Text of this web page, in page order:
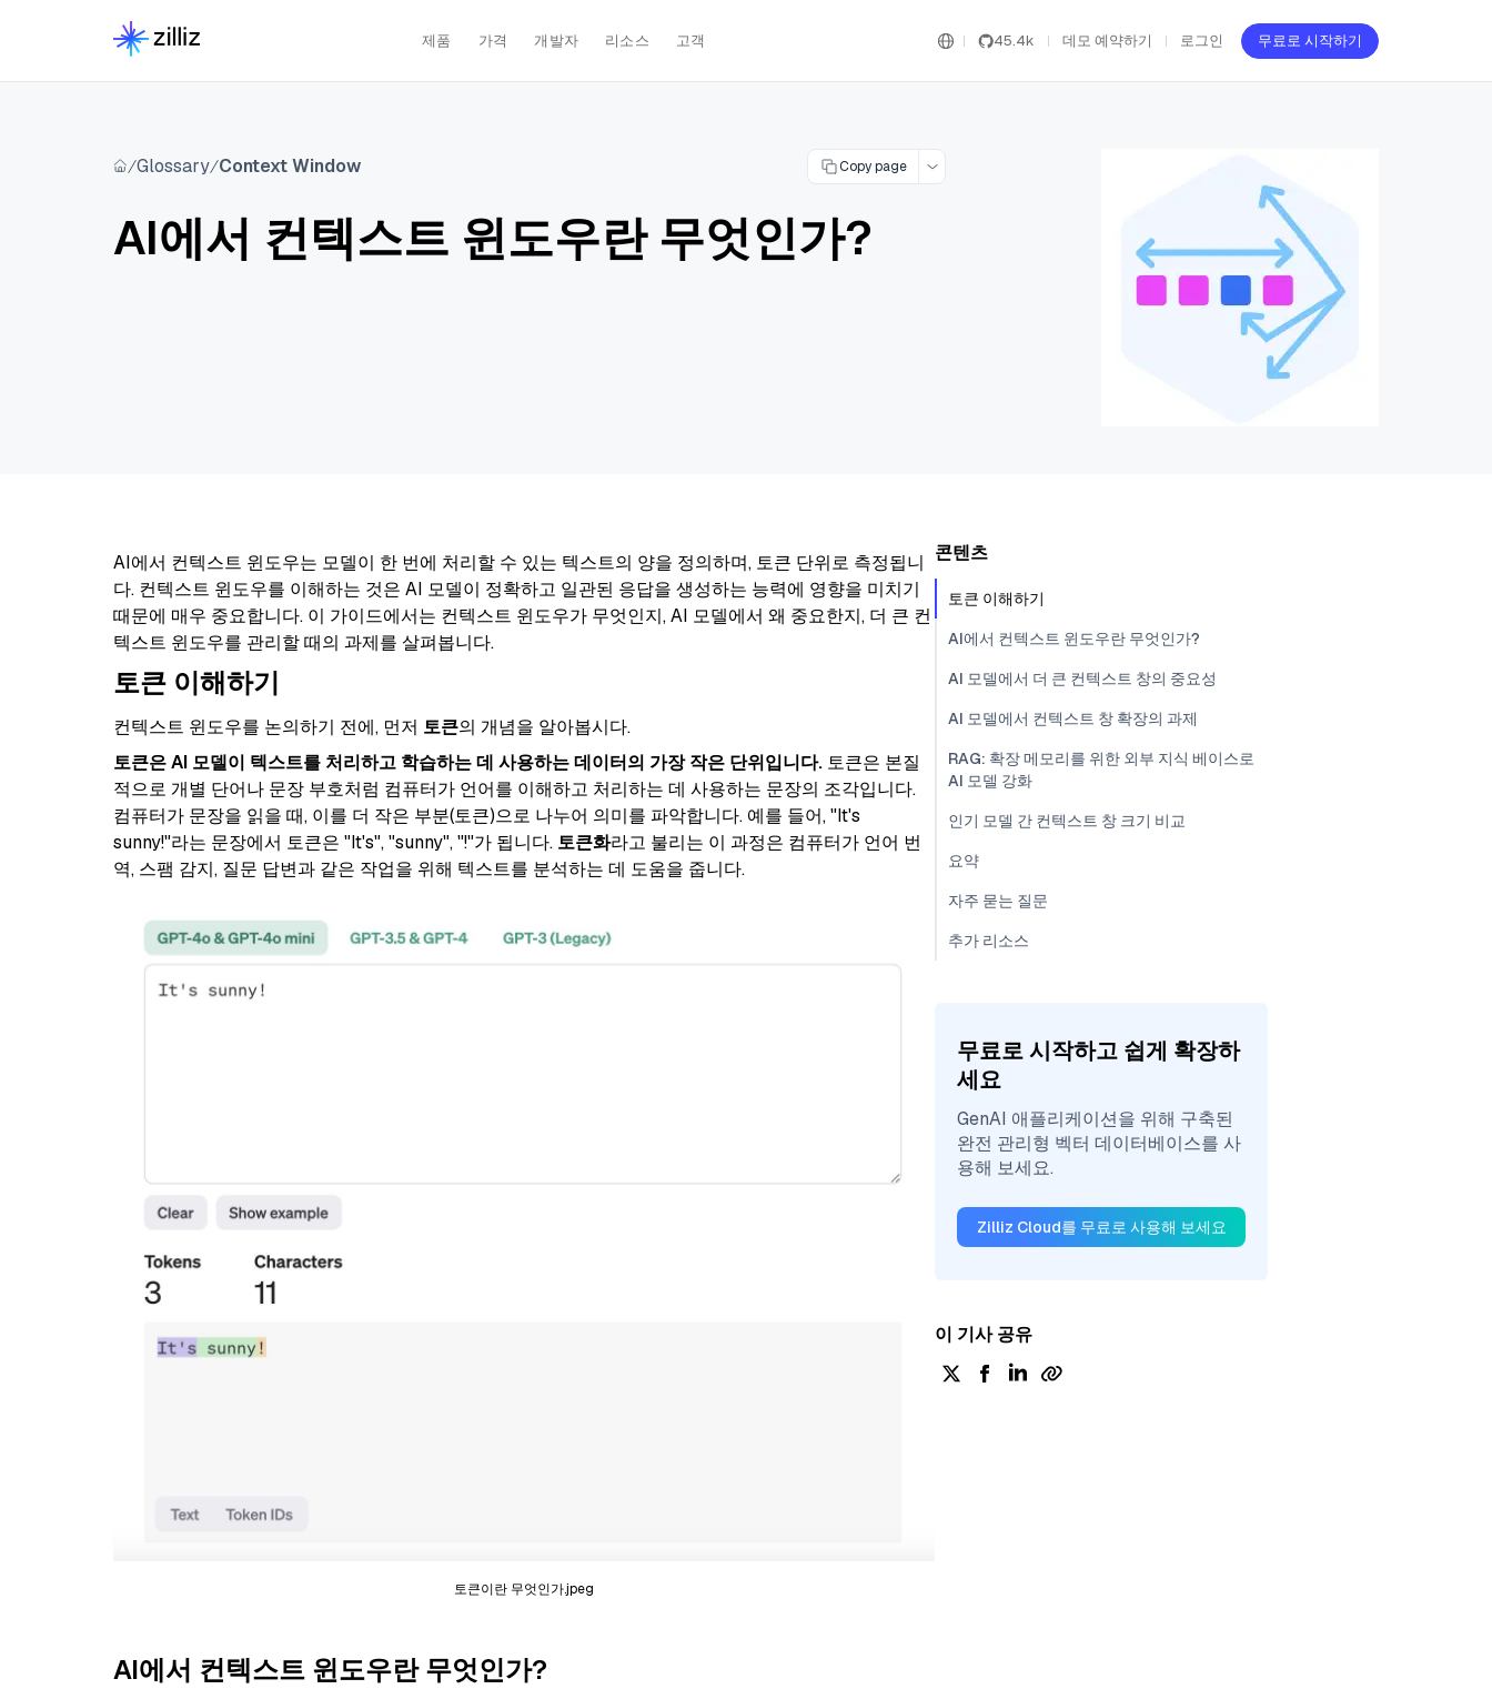
제품 가격 개발자 리소스 고객 45.4k 데모 예약하기 로그인 무료로 시작하기
Glossary Context Window Copy page
AI에서 컨텍스트 윈도우란 무엇인가?
AI에서 컨텍스트 윈도우는 모델이 한 번에 처리할 수 있는 텍스트의 양을 정의하며, 토큰 단위로 측정됩니
다. 컨텍스트 윈도우를 이해하는 것은 AI 모델이 정확하고 일관된 응답을 생성하는 능력에 영향을 미치기
때문에 매우 중요합니다. 이 가이드에서는 컨텍스트 윈도우가 무엇인지, AI 모델에서 왜 중요한지, 더 큰 컨
텍스트 윈도우를 관리할 때의 과제를 살펴봅니다.
토큰 이해하기
컨텍스트 윈도우를 논의하기 전에, 먼저 토큰의 개념을 알아봅시다.
토큰은 AI 모델이 텍스트를 처리하고 학습하는 데 사용하는 데이터의 가장 작은 단위입니다. 토큰은 본질
적으로 개별 단어나 문장 부호처럼 컴퓨터가 언어를 이해하고 처리하는 데 사용하는 문장의 조각입니다.
컴퓨터가 문장을 읽을 때, 이를 더 작은 부분(토큰)으로 나누어 의미를 파악합니다. 예를 들어, "It's
sunny!"라는 문장에서 토큰은 "It's", "sunny", "!"가 됩니다. 토큰화라고 불리는 이 과정은 컴퓨터가 언어 번
역, 스팸 감지, 질문 답변과 같은 작업을 위해 텍스트를 분석하는 데 도움을 줍니다.
토큰이란 무엇인가.jpeg
AI에서 컨텍스트 윈도우란 무엇인가?
콘텐츠
토큰 이해하기
AI에서 컨텍스트 윈도우란 무엇인가?
AI 모델에서 더 큰 컨텍스트 창의 중요성
AI 모델에서 컨텍스트 창 확장의 과제
RAG: 확장 메모리를 위한 외부 지식 베이스로
AI 모델 강화
인기 모델 간 컨텍스트 창 크기 비교
요약
자주 묻는 질문
추가 리소스
무료로 시작하고 쉽게 확장하
세요
GenAI 애플리케이션을 위해 구축된
완전 관리형 벡터 데이터베이스를 사
용해 보세요.
Zilliz Cloud를 무료로 사용해 보세요
이 기사 공유